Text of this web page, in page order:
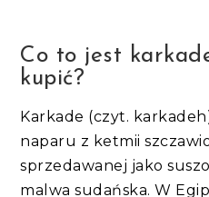
Co to jest
kupić?
Karkade (czyt.
naparu z ketmii
sprzedawanej jako
malwa sudańska. W